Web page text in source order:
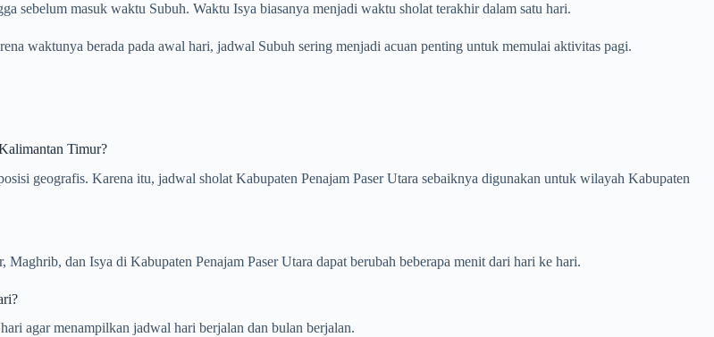
sebelum masuk waktu Subuh. Waktu Isya biasanya menjadi waktu sholat terakhir dalam satu hari.
waktunya berada pada awal hari, jadwal Subuh sering menjadi acuan penting untuk memulai aktivitas pagi.
Timur?
geografis. Karena itu, jadwal sholat Kabupaten Penajam Paser Utara sebaiknya digunakan untuk wilayah Kabupaten
dan Isya di Kabupaten Penajam Paser Utara dapat berubah beberapa menit dari hari ke hari.
agar menampilkan jadwal hari berjalan dan bulan berjalan.